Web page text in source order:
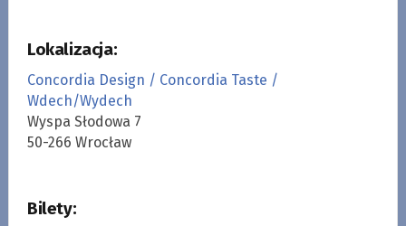
Lokalizacja:
Concordia Design / Concordia Taste /
Wdech/Wydech
Wyspa Słodowa 7
50-266 Wrocław
Bilety: